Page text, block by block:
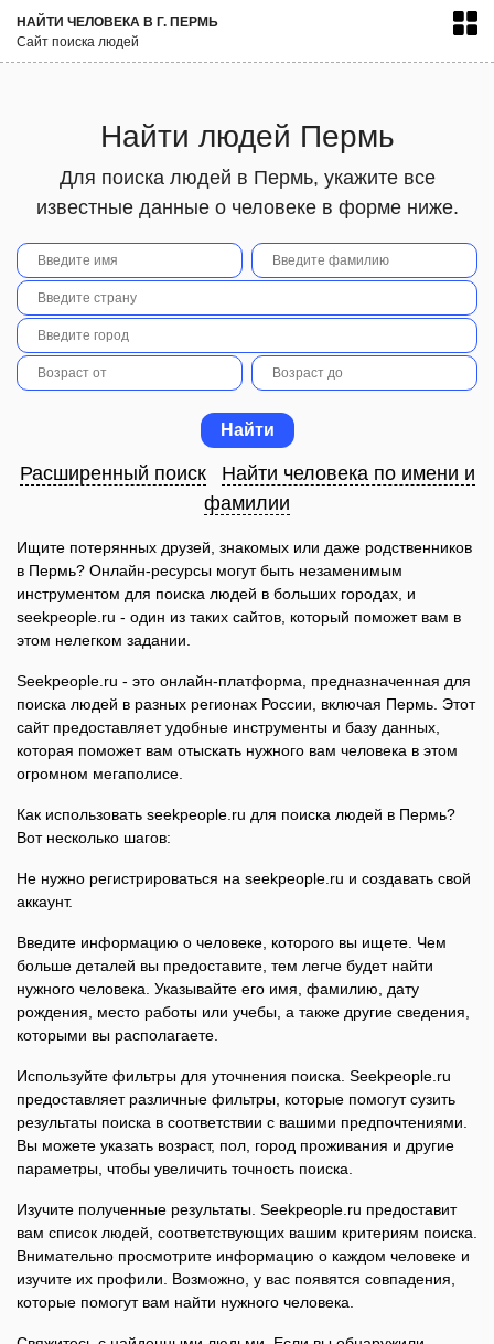
НАЙТИ ЧЕЛОВЕКА В Г. ПЕРМЬ
Сайт поиска людей
Найти людей Пермь
Для поиска людей в Пермь, укажите все
известные данные о человеке в форме ниже.
Расширенный поиск
Найти человека по имени и
фамилии
Ищите потерянных друзей, знакомых или даже родственников
в Пермь? Онлайн-ресурсы могут быть незаменимым
инструментом для поиска людей в больших городах, и
seekpeople.ru - один из таких сайтов, который поможет вам в
этом нелегком задании.
Seekpeople.ru - это онлайн-платформа, предназначенная для
поиска людей в разных регионах России, включая Пермь. Этот
сайт предоставляет удобные инструменты и базу данных,
которая поможет вам отыскать нужного вам человека в этом
огромном мегаполисе.
Как использовать seekpeople.ru для поиска людей в Пермь?
Вот несколько шагов:
Не нужно регистрироваться на seekpeople.ru и создавать свой
аккаунт.
Введите информацию о человеке, которого вы ищете. Чем
больше деталей вы предоставите, тем легче будет найти
нужного человека. Указывайте его имя, фамилию, дату
рождения, место работы или учебы, а также другие сведения,
которыми вы располагаете.
Используйте фильтры для уточнения поиска. Seekpeople.ru
предоставляет различные фильтры, которые помогут сузить
результаты поиска в соответствии с вашими предпочтениями.
Вы можете указать возраст, пол, город проживания и другие
параметры, чтобы увеличить точность поиска.
Изучите полученные результаты. Seekpeople.ru предоставит
вам список людей, соответствующих вашим критериям поиска.
Внимательно просмотрите информацию о каждом человеке и
изучите их профили. Возможно, у вас появятся совпадения,
которые помогут вам найти нужного человека.